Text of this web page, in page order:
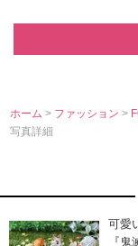
ホーム > ファッション>
写真詳細
可愛
『